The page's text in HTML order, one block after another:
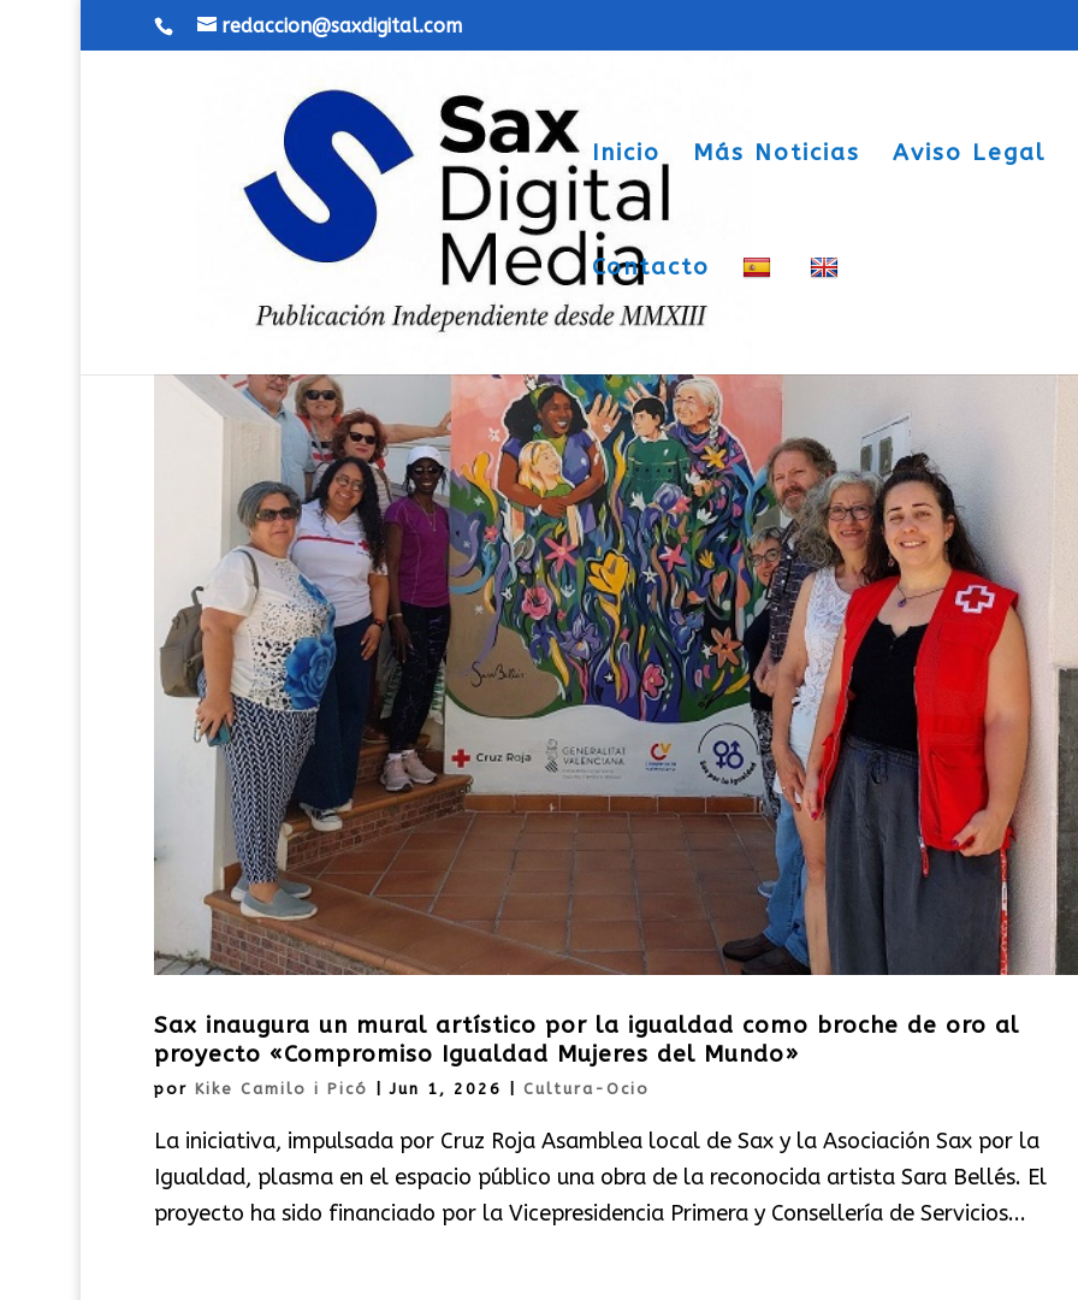
redaccion@saxdigital.com
Inicio Más Noticias Aviso Legal
Contacto
Sax inaugura un mural artístico por la igualdad como broche de oro al
proyecto «Compromiso Igualdad Mujeres del Mundo»
por Kike Camilo i Picó |Jun 1, 2026 Cultura-Ocio
La iniciativa, impulsada por Cruz Roja Asamblea local de Sax y la Asociación Sax por la
Igualdad, plasma en el espacio público una obra de la reconocida artista Sara Bellés. El
proyecto ha sido financiado por la Vicepresidencia Primera y Consellería de Servicios...